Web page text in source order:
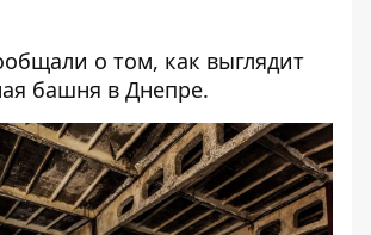
о том, как выглядит
башня в Днепре.